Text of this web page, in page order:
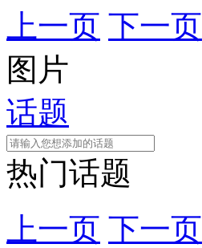
上一页 下一页
图片
话题
热门话题
上一页 下一页